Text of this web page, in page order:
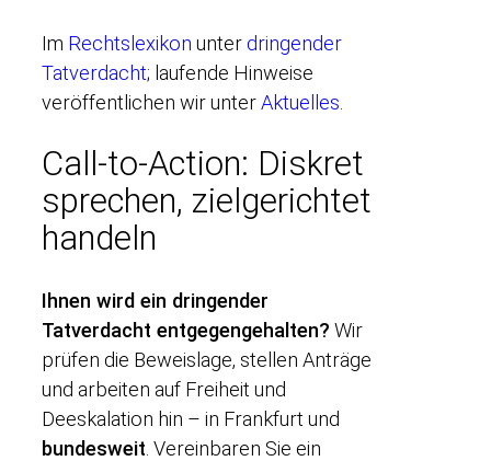
Im Rechtslexikon unterdringender
Tatverdacht; laufende Hinweise
veröffentlichen wir unterAktuelles
Call-to-Action: Diskret
sprechen, zielgerichtet
handeln
Ihnen wird ein dringender
Tatverdacht entgegengehalten? Wir
prüfen die Beweislage, stellen Anträge
und arbeiten auf Freiheit und
Deeskalation hin – in Frankfurt und
bundesweit . Vereinbaren Sie ein